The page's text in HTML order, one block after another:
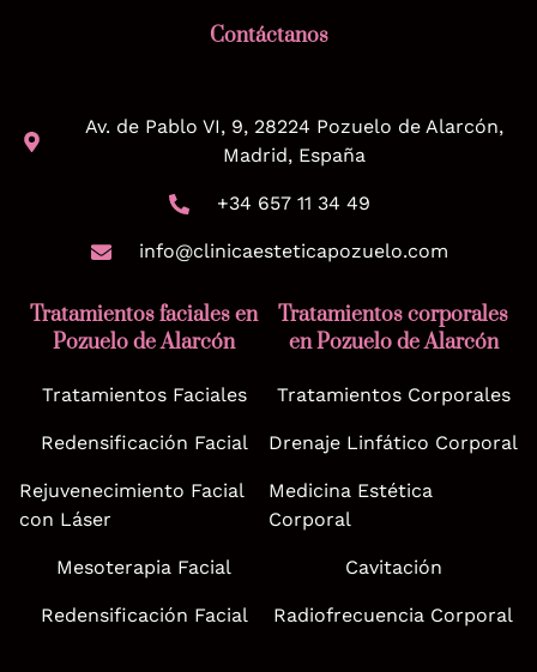
Contáctanos
Av. de Pablo VI, 9, 28224 Pozuelo de Alarcón,
Madrid, España
+34 657 11 34 49
info@clinicaesteticapozuelo.com
Tratamientos faciales en
Pozuelo de Alarcón
Tratamientos Faciales
Redensificación Facial
Rejuvenecimiento Facial
con Láser
Mesoterapia Facial
Redensificación Facial
Tratamientos corporales
en Pozuelo de Alarcón
Tratamientos Corporales
Drenaje Linfático Corporal
Medicina Estética
Corporal
Cavitación
Radiofrecuencia Corporal